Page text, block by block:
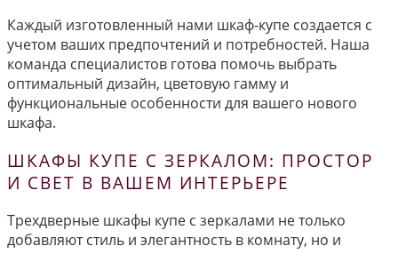
Каждый изготовленный нами шкаф-купе создается с
учетом ваших предпочтений и потребностей. Наша
команда специалистов готова помочь выбрать
оптимальный дизайн, цветовую гамму и
функциональные особенности для вашего нового
шкафа.
ШКАФЫ КУПЕ С ЗЕРКАЛОМ: ПРОСТОР
И СВЕТ В ВАШЕМ ИНТЕРЬЕРЕ
Трехдверные шкафы купе с зеркалами не только
добавляют стиль и элегантность в комнату, но и